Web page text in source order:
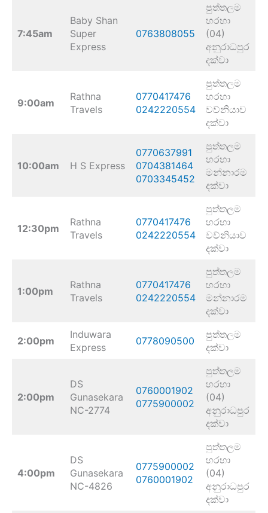
7:45am
Baby Shan
Super
Express
0763808055
පුත්තලම
හරහා
(04)
අනුරාධපුර
දක්වා
9:00am
Rathna
Travels
0770417476
0242220554
පුත්තලම
හරහා
වව්නියාව
දක්වා
10:00am H S Express
0770637991
0704381464
0703345452
පුත්තලම
හරහා
මන්නාරම
දක්වා
12:30pm
Rathna
Travels
0770417476
0242220554
පුත්තලම
හරහා
වව්නියාව
දක්වා
1:00pm
Rathna
Travels
0770417476
0242220554
පුත්තලම
හරහා
මන්නාරම
දක්වා
2:00pm
Induwara
Express
0778090500
පුත්තලම
දක්වා
2:00pm
DS
Gunasekara
NC-2774
0760001902
0775900002
පුත්තලම
හරහා
(04)
අනුරාධපුර
දක්වා
4:00pm
DS
Gunasekara
NC-4826
0775900002
0760001902
පුත්තලම
හරහා
(04)
අනුරාධපුර
දක්වා